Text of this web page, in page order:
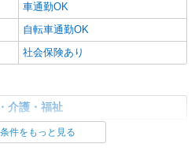
円〜1,600円 ★週払いOK（規定あ
与幅は経験・能力による
津市 【最寄駅】JR東海道本線「片
車通勤OK
自転車通勤OK
社会保険あり
介護・福祉
件をもっと見る